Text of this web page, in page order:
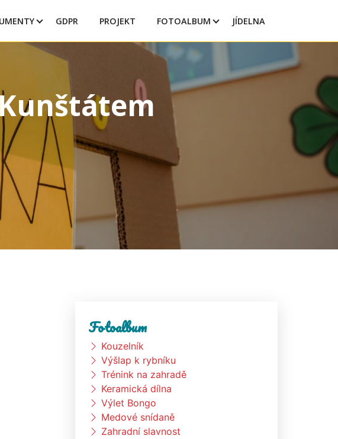
GDPR PROJEKT FOTOALBUM JÍDELNA
Fotoalbum
Kouzelník
Výšlap k rybníku
Trénink na zahradě
Keramická dílna
Výlet Bongo
Medové snídaně
Zahradní slavnost